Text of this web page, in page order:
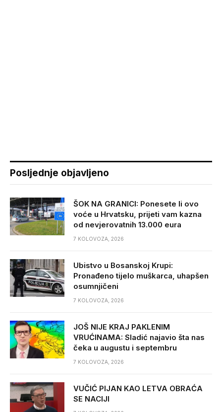
Posljednje objavljeno
ŠOK NA GRANICI: Ponesete li ovo
voće u Hrvatsku, prijeti vam kazna
od nevjerovatnih 13.000 eura
7 KOLOVOZA, 2026
Ubistvo u Bosanskoj Krupi:
Pronađeno tijelo muškarca, uhapšen
osumnjičeni
7 KOLOVOZA, 2026
JOŠ NIJE KRAJ PAKLENIM
VRUĆINAMA: Sladić najavio šta nas
čeka u augustu i septembru
7 KOLOVOZA, 2026
VUČIĆ PIJAN KAO LETVA OBRAĆA
SE NACIJI